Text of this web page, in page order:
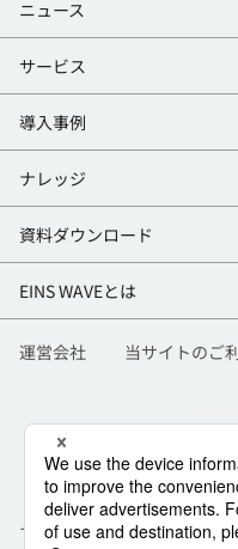
ニュース
サービス
導入事例
ナレッジ
資料ダウンロード
EINSWAVEとは
運営会社 当サイトのご
TIS株式会社と株式会社イ